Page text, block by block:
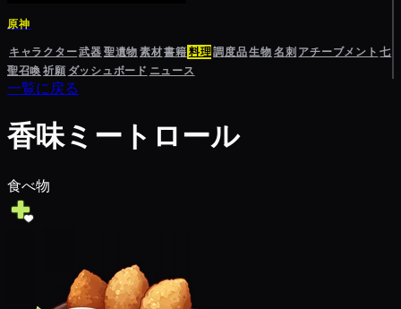
原神
キャラクター武器聖遺物素材書籍料理調度品生物名刺 アチーブメント 七
聖召喚祈願 ダッシュボード ニュース
一覧に戻る
香味ミートロール
食べ物